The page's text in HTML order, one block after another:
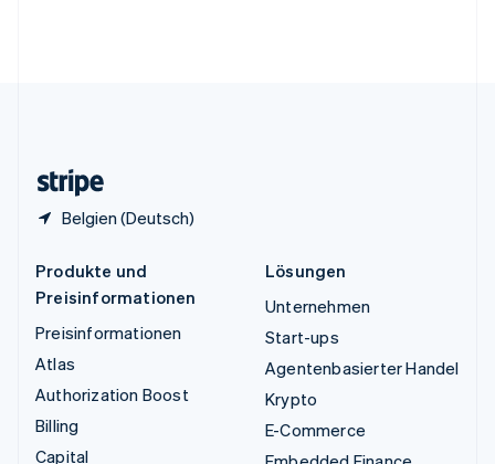
Belgien (Deutsch)
Produkte und
Preisinformationen
Preisinformationen
Atlas
Authorization Boost
Billing
Capital
Lösungen
Unternehmen
Start-ups
Agentenbasierter Handel
Krypto
E-Commerce